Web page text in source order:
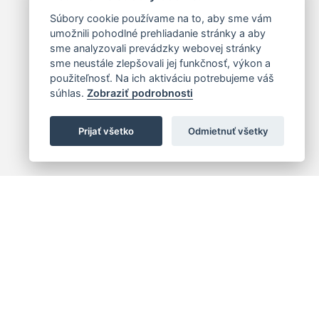
Súbory cookie používame na to, aby sme vám
umožnili pohodlné prehliadanie stránky a aby
sme analyzovali prevádzky webovej stránky
sme neustále zlepšovali jej funkčnosť, výkon a
použiteľnosť. Na ich aktiváciu potrebujeme váš
súhlas. Zobraziť podrobnosti
Prijať všetko Odmietnuť všetky